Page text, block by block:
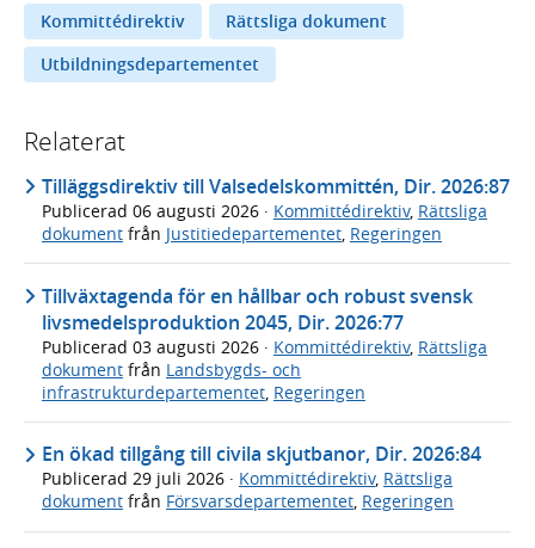
Kommittédirektiv
Rättsliga dokument
Utbildningsdepartementet
Relaterat
Tilläggsdirektiv till Valsedelskommittén, Dir. 2026:87
Publicerad 06 augusti 2026 · Kommittédirektiv, Rättsliga
dokument från Justitiedepartementet, Regeringen
Tillväxtagenda för en hållbar och robust svensk
livsmedelsproduktion 2045, Dir. 2026:77
Publicerad 03 augusti 2026 · Kommittédirektiv, Rättsliga
dokument från Landsbygds- och
infrastrukturdepartementet Regeringen
En ökad tillgång till civila skjutbanor, Dir. 2026:84
Publicerad 29 juli 2026 · Kommittédirektiv, Rättsliga
dokument från Försvarsdepartementet, Regeringen